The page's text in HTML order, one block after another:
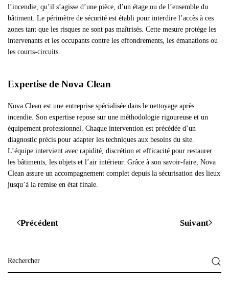
l’incendie, qu’il s’agisse d’une pièce, d’un étage ou de l’ensemble du
bâtiment. Le périmètre de sécurité est établi pour interdire l’accès à ces
zones tant que les risques ne sont pas maîtrisés. Cette mesure protège les
intervenants et les occupants contre les effondrements, les émanations ou
les courts-circuits.
Expertise de Nova Clean
Nova Clean est une entreprise spécialisée dans le nettoyage après
incendie. Son expertise repose sur une méthodologie rigoureuse et un
équipement professionnel. Chaque intervention est précédée d’un
diagnostic précis pour adapter les techniques aux besoins du site.
L’équipe intervient avec rapidité, discrétion et efficacité pour restaurer
les bâtiments, les objets et l’air intérieur. Grâce à son savoir-faire, Nova
Clean assure un accompagnement complet depuis la sécurisation des lieux
jusqu’à la remise en état finale.
Précédent Suivant